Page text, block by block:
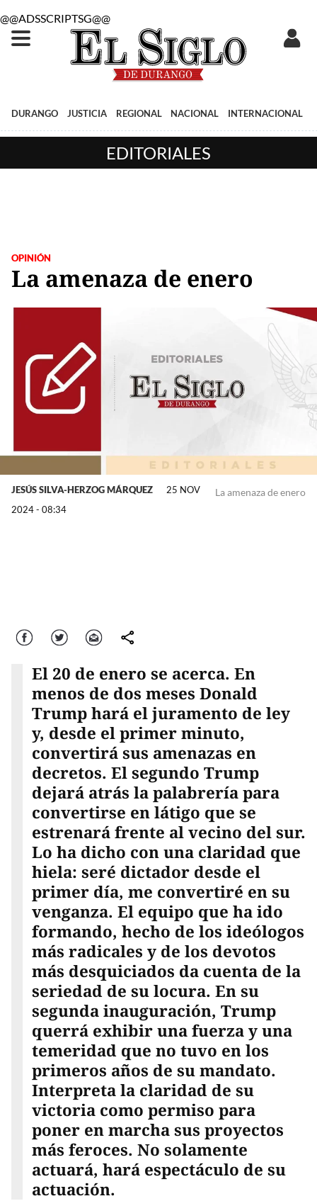
@@ADSSCRIPTSG@@
DURANGO JUSTICIA REGIONAL NACIONAL INTERNACIONAL
EDITORIALES
OPINIÓN
La amenaza de enero
La amenaza de enero
JESÚS SILVA-HERZOG MÁRQUEZ
25 NOV
2024 - 08:34
Facebook Twitter Correo comparte
El 20 de enero se acerca. En
menos de dos meses Donald
Trump hará el juramento de ley
y, desde el primer minuto,
convertirá sus amenazas en
decretos. El segundo Trump
dejará atrás la palabrería para
convertirse en látigo que se
estrenará frente al vecino del sur.
Lo ha dicho con una claridad que
hiela: seré dictador desde el
primer día, me convertiré en su
venganza. El equipo que ha ido
formando, hecho de los ideólogos
más radicales y de los devotos
más desquiciados da cuenta de la
seriedad de su locura. En su
segunda inauguración, Trump
querrá exhibir una fuerza y una
temeridad que no tuvo en los
primeros años de su mandato.
Interpreta la claridad de su
victoria como permiso para
poner en marcha sus proyectos
más feroces. No solamente
actuará, hará espectáculo de su
actuación.